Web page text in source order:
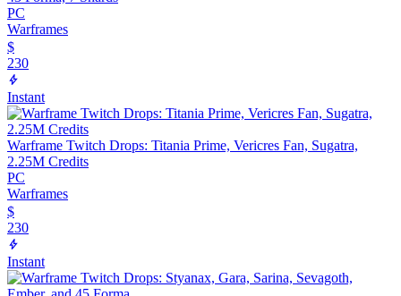
PC
Warframes
$
230
Instant
Warframe Twitch Drops: Titania Prime, Vericres Fan, Sugatra,
2.25M Credits
PC
Warframes
$
230
Instant